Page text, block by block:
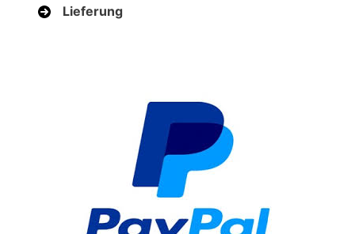
Lieferung